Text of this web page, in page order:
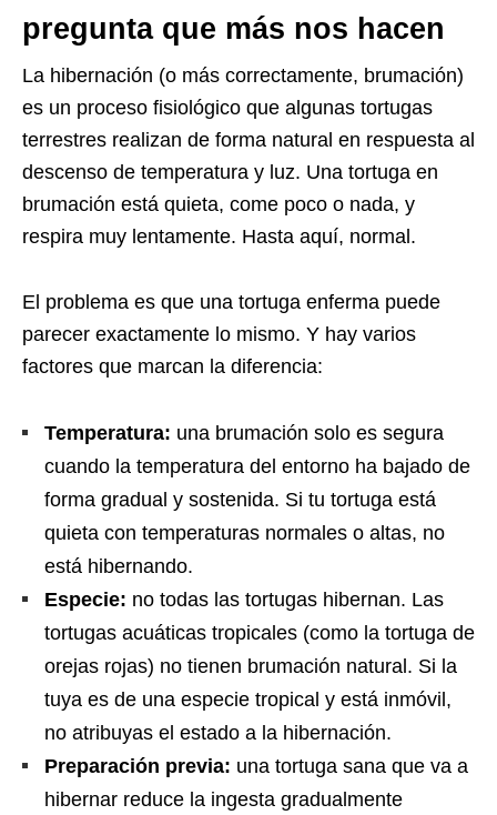
pregunta que más nos hacen
La hibernación (o más correctamente, brumación)
es un proceso fisiológico que algunas tortugas
terrestres realizan de forma natural en respuesta al
descenso de temperatura y luz. Una tortuga en
brumación está quieta, come poco o nada, y
respira muy lentamente. Hasta aquí, normal.
El problema es que una tortuga enferma puede
parecer exactamente lo mismo. Y hay varios
factores que marcan la diferencia:
Temperatura: una brumación solo es segura
cuando la temperatura del entorno ha bajado de
forma gradual y sostenida. Si tu tortuga está
quieta con temperaturas normales o altas, no
está hibernando.
Especie: no todas las tortugas hibernan. Las
tortugas acuáticas tropicales (como la tortuga de
orejas rojas) no tienen brumación natural. Si la
tuya es de una especie tropical y está inmóvil,
no atribuyas el estado a la hibernación.
Preparación previa: una tortuga sana que va a
hibernar reduce la ingesta gradualmente